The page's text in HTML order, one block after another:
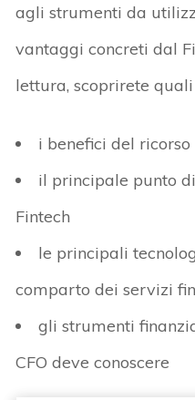
agli strumenti da
vantaggi concreti dal
lettura, scoprirete quali
i benefici del
il principale punto
Fintech
le principali
comparto dei servizi
gli strumenti
CFO deve conoscere